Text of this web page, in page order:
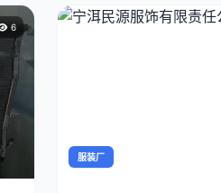
6
服装厂